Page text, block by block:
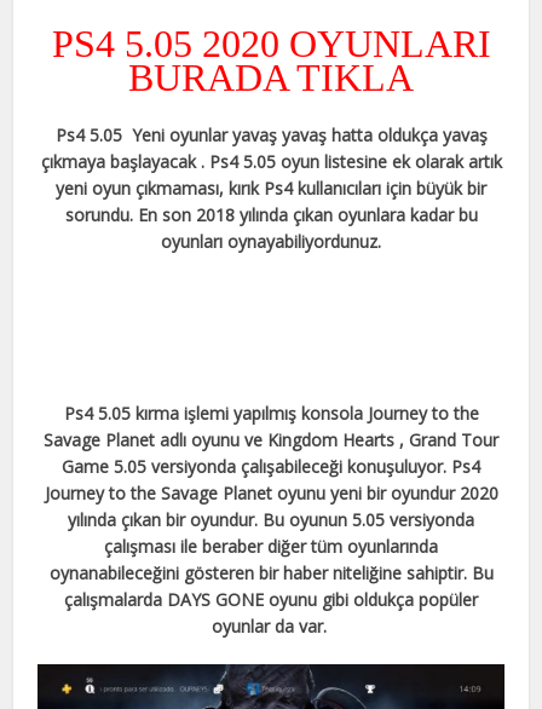
PS4 5.05 2020 OYUNLARI
BURADA TIKLA
Ps4 5.05 Yeni oyunlar yavaş yavaş hatta oldukça yavaş
çıkmaya başlayacak . Ps4 5.05 oyun listesine ek olarak artık
yeni oyun çıkmaması, kırık Ps4 kullanıcıları için büyük bir
sorundu. En son 2018 yılında çıkan oyunlara kadar bu
oyunları oynayabiliyordunuz.
Ps4 5.05 kırma işlemi yapılmış konsola Journey to the
Savage Planet adlı oyunu ve Kingdom Hearts , Grand Tour
Game 5.05 versiyonda çalışabileceği konuşuluyor. Ps4
Journey to the Savage Planet oyunu yeni bir oyundur 2020
yılında çıkan bir oyundur. Bu oyunun 5.05 versiyonda
çalışması ile beraber diğer tüm oyunlarında
oynanabileceğini gösteren bir haber niteliğine sahiptir. Bu
çalışmalarda DAYS GONE oyunu gibi oldukça popüler
oyunlar da var.